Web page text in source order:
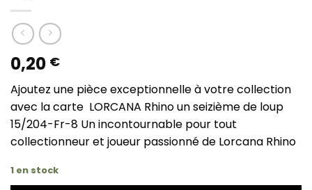
0,20 €
Ajoutez une pièce exceptionnelle à votre collection
avec la carte LORCANA Rhino un seizième de loup
15/204-Fr-8 Un incontournable pour tout
collectionneur et joueur passionné de Lorcana Rhino
1 en stock